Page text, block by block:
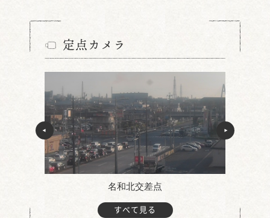
定点カメラ
名和北交差点
すべて見る